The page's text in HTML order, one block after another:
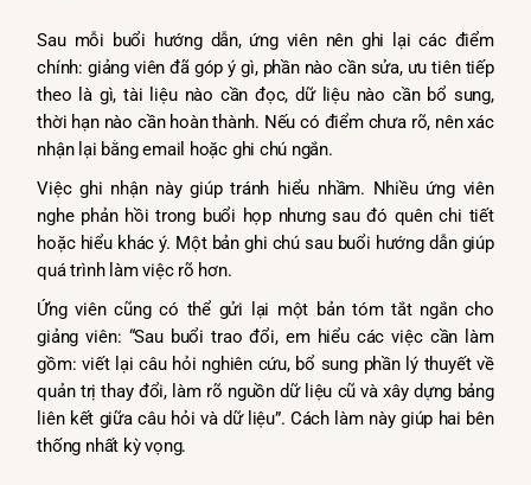
Sau mỗi buổi hướng dẫn, ứng viên nên ghi lại các điểm
chính: giảng viên đã góp ý gì, phần nào cần sửa, ưu tiên tiếp
theo là gì, tài liệu nào cần đọc, dữ liệu nào cần bổ sung,
thời hạn nào cần hoàn thành. Nếu có điểm chưa rõ, nên xác
nhận lại bằng email hoặc ghi chú ngắn.
Việc ghi nhận này giúp tránh hiểu nhầm. Nhiều ứng viên
nghe phản hồi trong buổi họp nhưng sau đó quên chi tiết
hoặc hiểu khác ý. Một bản ghi chú sau buổi hướng dẫn giúp
quá trình làm việc rõ hơn.
Ứng viên cũng có thể gửi lại một bản tóm tắt ngắn cho
giảng viên: “Sau buổi trao đổi, em hiểu các việc cần làm
gồm: viết lại câu hỏi nghiên cứu, bổ sung phần lý thuyết về
quản trị thay đổi, làm rõ nguồn dữ liệu cũ và xây dựng bảng
liên kết giữa câu hỏi và dữ liệu”. Cách làm này giúp hai bên
thống nhất kỳ vọng.